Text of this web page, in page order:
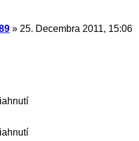
» 25. Decembra 2011, 15:06